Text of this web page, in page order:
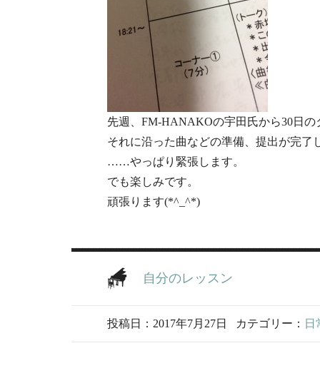
先週、FM-HANAKOの宇田氏から30日
それに沿った曲などの準備、提出が完了
……やっぱり緊張します。
でも楽しみです。
頑張ります(*^_^*)
自分のレッスン
投稿日：2017年7月27日 カテゴリー： 日